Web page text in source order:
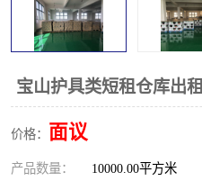
宝山护具类短租仓库出
价格： 面议
产品数量： 10000.00平方米